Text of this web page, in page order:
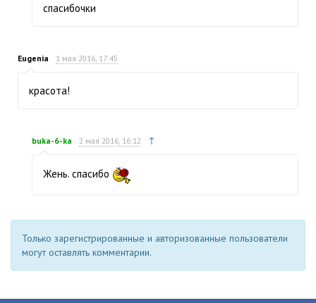
спасибочки
Eugenia 1 мая 2016, 17:45
красота!
buka-6-ka 2 мая 2016, 16:12 ↑
Жень. спасибо
Только зарегистрированные и авторизованные пользователи
могут оставлять комментарии.